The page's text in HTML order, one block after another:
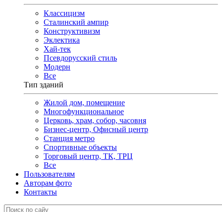
Классицизм
Сталинский ампир
Конструктивизм
Эклектика
Хай-тек
Псевдорусский стиль
Модерн
Все
Тип зданий
Жилой дом, помещение
Многофункциональное
Церковь, храм, собор, часовня
Бизнес-центр, Офисный центр
Станция метро
Спортивные объекты
Торговый центр, ТК, ТРЦ
Все
Пользователям
Авторам фото
Контакты